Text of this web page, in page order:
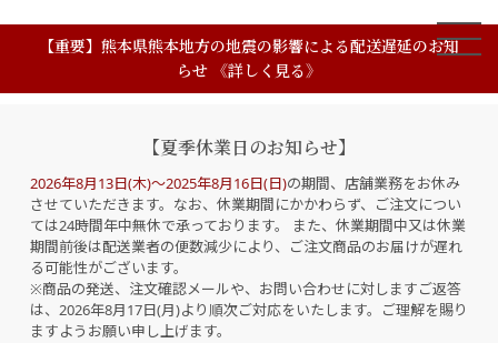
【重要】熊本県熊本地方の地震の影響による配送遅延のお知
らせ 《詳しく見る》
【夏季休業日のお知らせ】
2026年8月13日(木)～2025年8月16日(日)の期間、店舗業務をお休み
させていただきます。なお、休業期間にかかわらず、ご注文につい
ては24時間年中無休で承っております。 また、休業期間中又は休業
期間前後は配送業者の便数減少により、ご注文商品のお届けが遅れ
る可能性がございます。
※商品の発送、注文確認メールや、お問い合わせに対しますご返答
は、2026年8月17日(月)より順次ご対応をいたします。ご理解を賜り
ますようお願い申し上げます。